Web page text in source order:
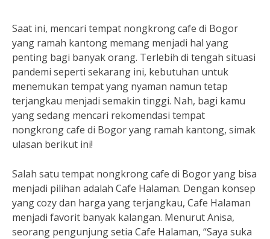
Saat ini, mencari tempat nongkrong cafe di Bogor
yang ramah kantong memang menjadi hal yang
penting bagi banyak orang. Terlebih di tengah situasi
pandemi seperti sekarang ini, kebutuhan untuk
menemukan tempat yang nyaman namun tetap
terjangkau menjadi semakin tinggi. Nah, bagi kamu
yang sedang mencari rekomendasi tempat
nongkrong cafe di Bogor yang ramah kantong, simak
ulasan berikut ini!
Salah satu tempat nongkrong cafe di Bogor yang bisa
menjadi pilihan adalah Cafe Halaman. Dengan konsep
yang cozy dan harga yang terjangkau, Cafe Halaman
menjadi favorit banyak kalangan. Menurut Anisa,
seorang pengunjung setia Cafe Halaman, “Saya suka